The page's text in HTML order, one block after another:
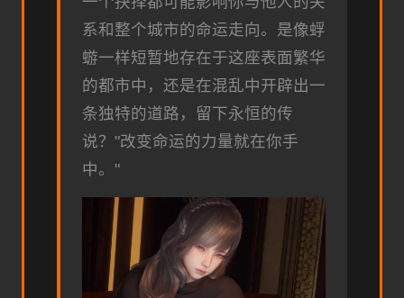
系和整个城市的命运走向。是像蜉
蝣一样短暂地存在于这座表面繁华
的都市中，还是在混乱中开辟出一
条独特的道路，留下永恒的传
说？"改变命运的力量就在你手
中。"